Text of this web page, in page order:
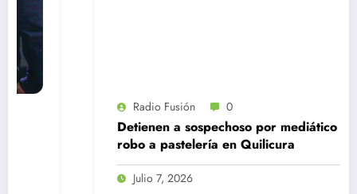
Radio Fusión 0
Detienen a sospechoso por mediático
robo a pastelería en Quilicura
Julio 7, 2026